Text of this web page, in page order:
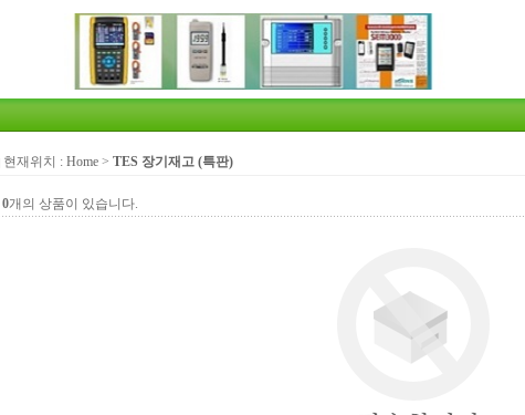
현재위치 : Home > TES 장기재고 (특판)
0개의 상품이 있습니다.